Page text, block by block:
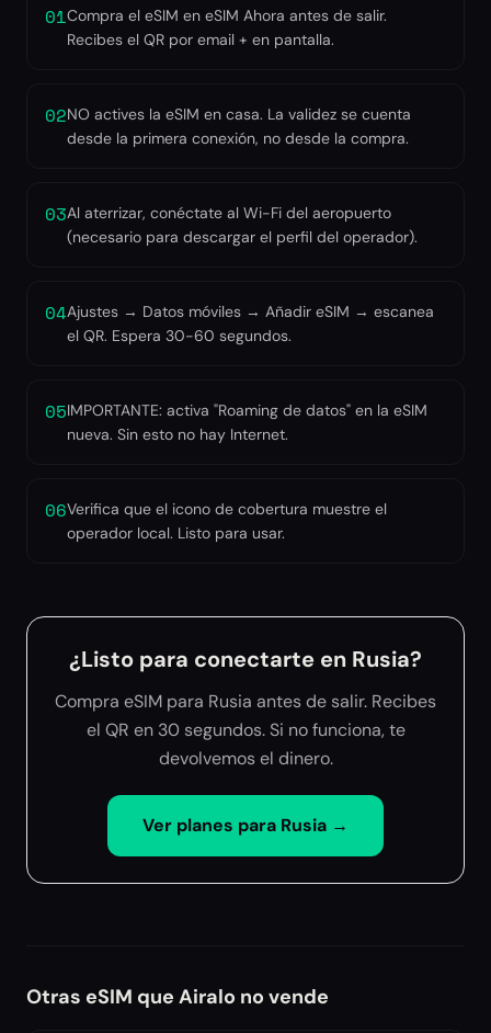
01Compra el eSIM en eSIM Ahora antes de salir.
Recibes el QR por email + en pantalla.
02NO actives la eSIM en casa. La validez se cuenta
desde la primera conexión, no desde la compra.
03Al aterrizar, conéctate al Wi-Fi del aeropuerto
(necesario para descargar el perfil del operador).
04Ajustes → Datos móviles → Añadir eSIM → escanea
el QR. Espera 30-60 segundos.
05IMPORTANTE: activa "Roaming de datos" en la eSIM
nueva. Sin esto no hay Internet.
06Verifica que el icono de cobertura muestre el
operador local. Listo para usar.
¿Listo para conectarte en Rusia?
Compra eSIM para Rusia antes de salir. Recibes
el QR en 30 segundos. Si no funciona, te
devolvemos el dinero.
Ver planes para Rusia →
Otras eSIM que Airalo no vende